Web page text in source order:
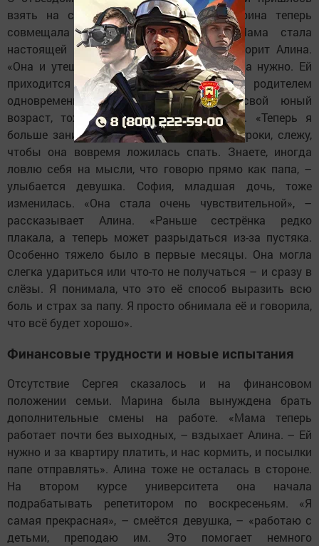
взять на себя новые обязанности. Марина теперь
совмещала роли матери и отца. «Мама стала
настоящей героиней», – с гордостью говорит Алина.
«Она и утешит, и проявит строгость, когда нужно. Ей
приходится быть и добрым, и строгим родителем
одновременно». Алина, несмотря на свой юный
возраст, тоже повзрослела в одночасье. «Теперь я
больше занимаюсь с Софией. Проверяю уроки, слежу,
чтобы она вовремя ложилась спать. Знаете, иногда
ловлю себя на мысли, что говорю прямо как папа, –
улыбается девушка. София, младшая дочь, тоже
изменилась. «Она стала очень чувствительной», –
рассказывает Алина. «Раньше сестрёнка редко
плакала, а теперь может разрыдаться из-за пустяка.
Особенно тяжело было в первые месяцы. Она могла
слегка удариться или что-то не получаться – и сразу в
слёзы. Я понимала, что это её способ выразить всю
боль и страх за папу. Я просто обнимала её и говорила,
что всё будет хорошо».
Финансовые трудности и новые испытания
Отсутствие Сергея сказалось и на финансовом
положении семьи. Марина была вынуждена брать
дополнительные смены на работе. «Мама теперь
работает почти без выходных, – вздыхает Алина. – Ей
нужно и за квартиру платить, и нас кормить, и посылки
папе отправлять». Алина тоже не осталась в стороне.
На втором курсе университета она начала
подрабатывать репетитором по воскресеньям. «Я
самая прекрасная», – смеётся девушка, – «работаю с
детьми, преподаю им. Это помогает немного